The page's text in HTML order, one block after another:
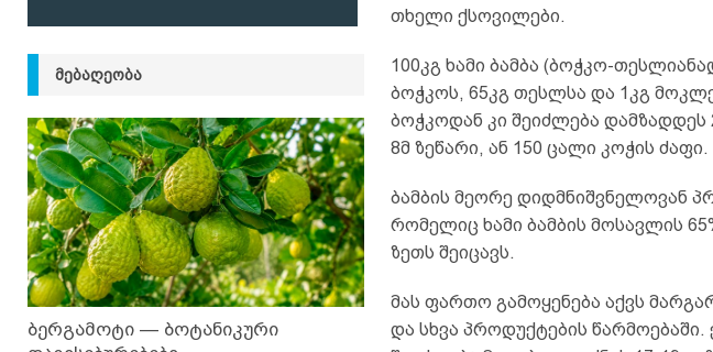
თხელი ქსოვილები.
100კგ ხამი ბამბა (ბოჭკო-
ბოჭკოს, 65კგ თესლსა და 1კგ
ბოჭკოდან კი შეიძლება
8მ ზეწარი, ან 150 ცალი კოჭის ძაფი.
ბამბის მეორე დიდმნიშვნელოვან
რომელიც ხამი ბამბის მოსავლის
ზეთს შეიცავს.
მას ფართო გამოყენება აქვს
და სხვა პროდუქტების
ᲛᲔᲑᲐᲦᲔᲝᲑᲐ
ბერგამოტი — ბოტანიკური